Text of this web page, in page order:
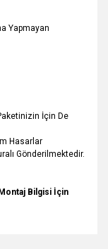
Yapmayan
İçin De
Hasarlar
Gönderilmektedir.
Bilgisi İçin